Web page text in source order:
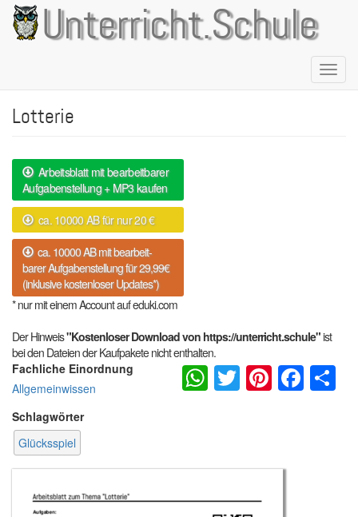
Direkt
zum
Inhalt
Unterricht.Schule
Lotterie
Arbeitsblatt mit bearbeitbarer
Aufgabenstellung + MP3 kaufen
ca. 10000 AB für nur 20 €
ca. 10000 AB mit bearbeit-
barer Aufgabenstellung für 29,99€
(inklusive kostenloser Updates*)
* nur mit einem Account auf eduki.com
Der Hinweis"Kostenloser Download von https://unterricht.schule"ist
bei den Dateien der Kaufpakete nicht enthalten.
Fachliche Einordnung
Allgemeinwissen
Schlagwörter
Glücksspiel
WhatsApp
Twitter